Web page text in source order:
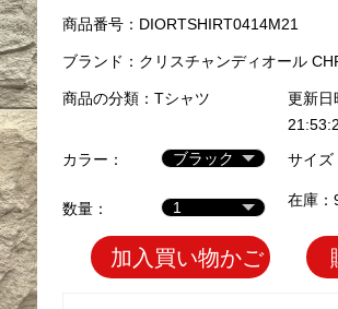
商品番号：DIORTSHIRT0414M21
ブランド： クリスチャンディオール
商品の分類： Tシャツ
更新日
カラー：
サイズ
数量： 在庫：
加入買い物かご